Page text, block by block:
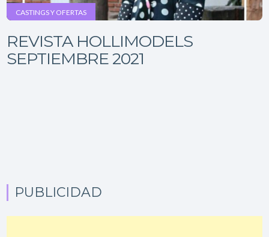
CASTINGS Y OFERTAS
REVISTA HOLLIMODELS
SEPTIEMBRE 2021
PUBLICIDAD